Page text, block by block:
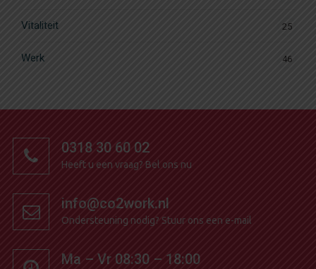
Vitaliteit 25
Werk 46
0318 30 60 02
Heeft u een vraag? Bel ons nu
info@co2work.nl
Ondersteuning nodig? Stuur ons een e-mail
Ma – Vr 08:30 – 18:00